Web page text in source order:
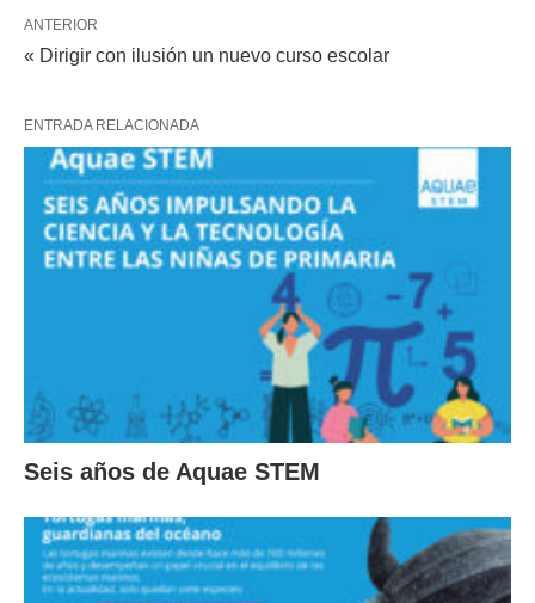
ANTERIOR
« Dirigir con ilusión un nuevo curso escolar
ENTRADA RELACIONADA
Seis años de Aquae STEM